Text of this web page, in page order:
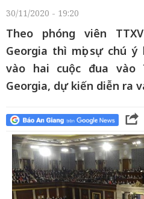
30/11/2020 - 19:20
Theo phóng viên
Georgia thì mọi sự chú
vào hai cuộc đua vào
Georgia, dự kiến diễn ra